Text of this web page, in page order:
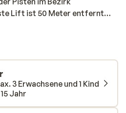
Lift ist 50 Meter entfernt
zu Fuß erreichbar. Die
dass Sie sich in diesem
das Essen machen
sind kein Problem, denn sie
Animationsteam
können Sie sich im
Sauna und im Whirlpool
3 Erwachsene und 1 Kind
Jahr